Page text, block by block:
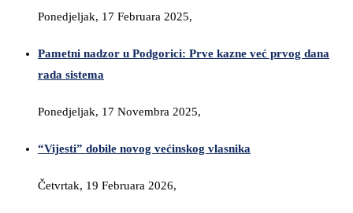
Ponedjeljak, 17 Februara 2025,
Pametni nadzor u Podgorici: Prve kazne već prvog dana
rada sistema
Ponedjeljak, 17 Novembra 2025,
“Vijesti” dobile novog većinskog vlasnika
Četvrtak, 19 Februara 2026,